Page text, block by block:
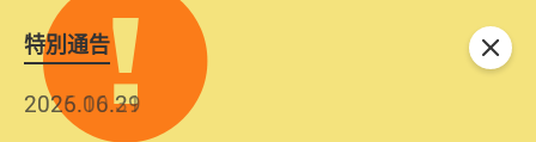
特別通告
2026.06.29
2025.10.31
关闭